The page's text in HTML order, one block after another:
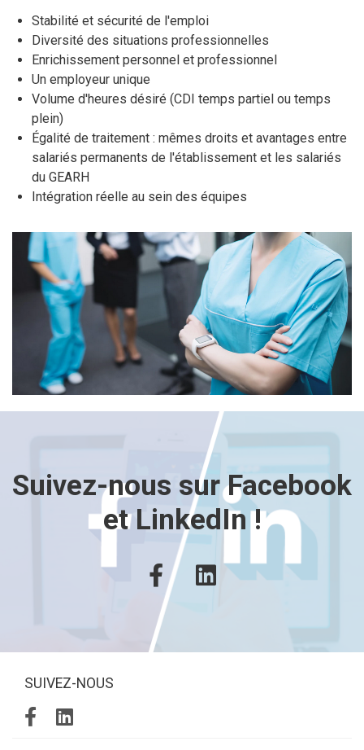
Stabilité et sécurité de l'emploi
Diversité des situations professionnelles
Enrichissement personnel et professionnel
Un employeur unique
Volume d'heures désiré (CDI temps partiel ou temps
plein)
Égalité de traitement : mêmes droits et avantages entre
salariés permanents de l'établissement et les salariés
du GEARH
Intégration réelle au sein des équipes
Suivez-nous sur Facebook
et LinkedIn !
SUIVEZ-NOUS